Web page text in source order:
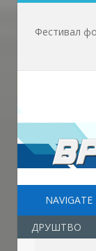
NAVIGATE
ДРУШТВО